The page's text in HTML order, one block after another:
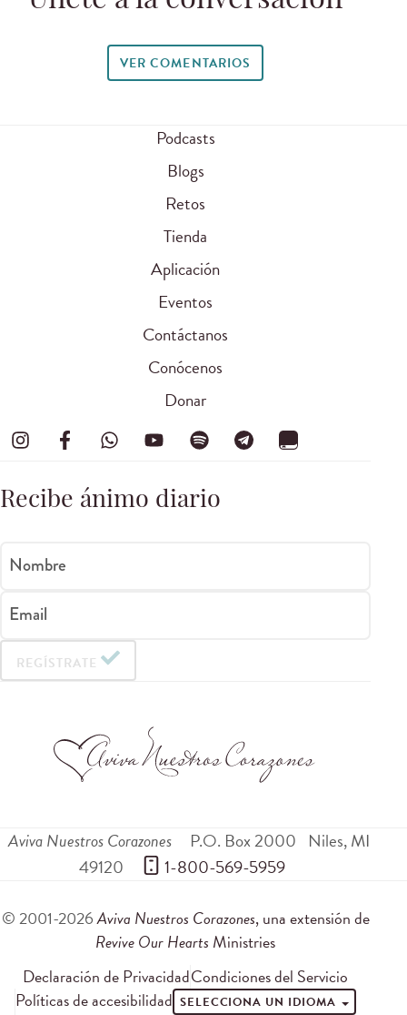
VER COMENTARIOS
Podcasts
Blogs
Retos
Tienda
Aplicación
Eventos
Contáctanos
Conócenos
Donar
Recibe ánimo diario
Nombre
Email
REGÍSTRATE
Aviva Nuestros Corazones P.O. Box 2000 Niles,MI
49120
1-800-569-5959
© 2001-2026Aviva Nuestros Corazones, una extensión de
Revive Our Hearts Ministries
Declaración de PrivacidadCondiciones del Servicio
Políticas de accesibilidad SELECCIONA UN IDIOMA